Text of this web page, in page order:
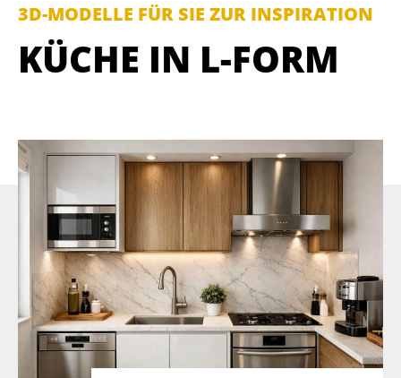
3D-MODELLE FÜR SIE ZUR INSPIRATION
KÜCHE IN L-FORM